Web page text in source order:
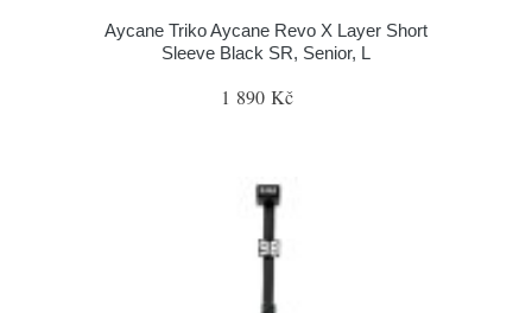
Aycane Triko Aycane Revo X Layer Short
Sleeve Black SR, Senior, L
1 890 Kč